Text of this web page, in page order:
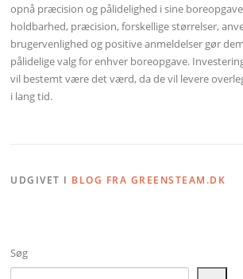
opnå præcision og pålidelighed i sine
holdbarhed, præcision, forskellige størrelser,
brugervenlighed og positive anmeldelser gør
pålidelige valg for enhver boreopgave.
vil bestemt være det værd, da de vil levere
i lang tid.
UDGIVET I BLOG FRA GREENSTEAM.DK
Søg